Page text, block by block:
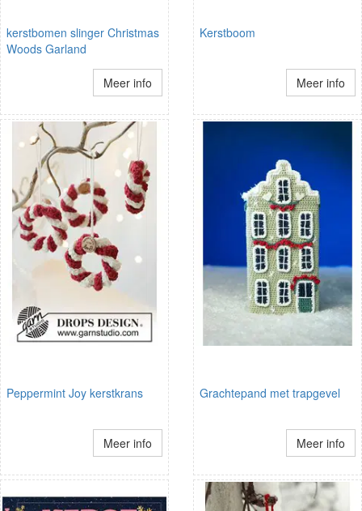
kerstbomen slinger Christmas
Woods Garland
Meer info
Kerstboom
Meer info
Peppermint Joy kerstkrans
Meer info
Grachtepand met trapgevel
Meer info